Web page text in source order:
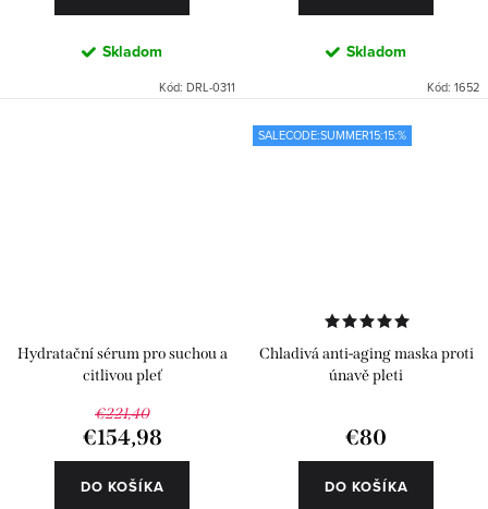
Skladom
Kód: DRL-0311
Skladom
Kód: 1652
Hydratační sérum pro suchou a
citlivou pleť
€221,40
€154,98
DO KOŠÍKA
SALECODE:SUMMER15:15:%
Chladivá anti-aging maska proti
únavě pleti
€80
DO KOŠÍKA